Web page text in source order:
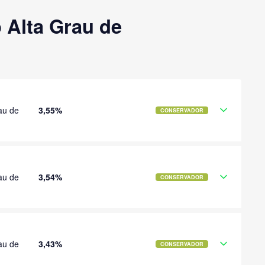
Grau de
de 3,55% CONSERVADOR
de 3,54% CONSERVADOR
de 3,43% CONSERVADOR